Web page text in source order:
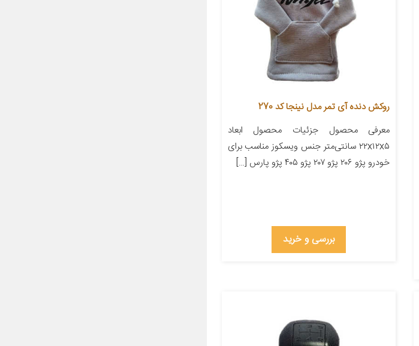
روکش دنده آی تمر مدل نینجا کد 270
معرفی محصول جزئیات محصول ابعاد
۲۲x۱۲x۵ سانتی‌متر جنس ویسکوز مناسب برای
خودرو پژو ۲۰۶ پژو ۲۰۷ پژو ۴۰۵ پژو پارس […]
بررسی و خرید